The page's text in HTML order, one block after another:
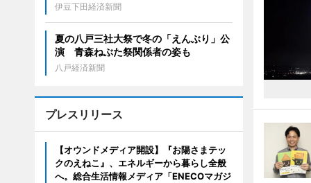
伊豆下田経済新聞
夏の八戸三社大祭で冬の「えんぶり」公
演 青森ねぶた祭関係者の姿も
八戸経済新聞
プレスリリース
【オウンドメディア開設】『お陽さまテッ
クのえねこ』、エネルギーから暮らし全般
へ。総合生活情報メディア「ENECOマガジ